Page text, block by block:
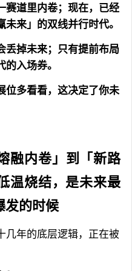
赛道里内卷；现在，已经
来」的双线并行时代。
丢掉未来；只有提前布局
入场券。
位多看看，这决定了你未
融内卷」到「新路
烧结，是未来最
发的时候
几年的底层逻辑，正在被